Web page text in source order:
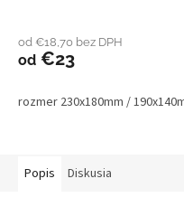
od €18,70 bez DPH
od €23
rozmer 230x180mm /
Popis Diskusia